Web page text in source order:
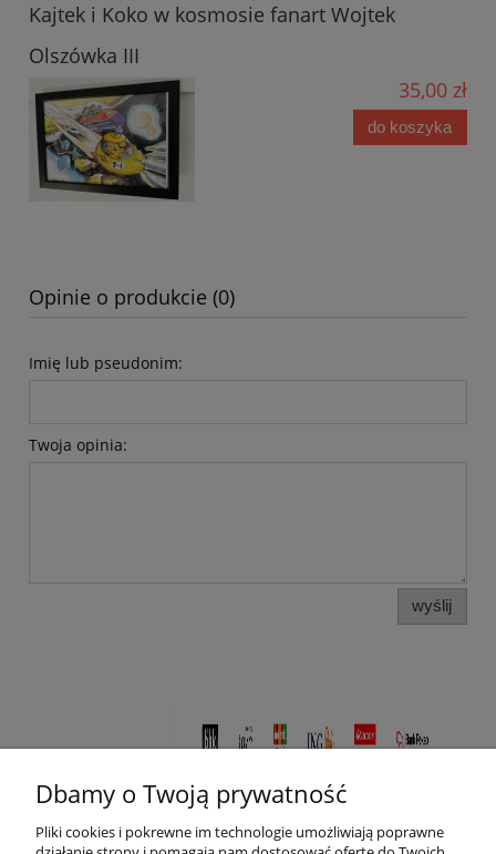
Kajtek i Koko w kosmosie fanart Wojtek
Olszówka III
35,00 zł
do koszyka
Opinie o produkcie (0)
Imię lub pseudonim:
Twoja opinia:
wyślij
Dbamy o Twoją prywatność
Pliki cookies i pokrewne im technologie umożliwiają poprawne